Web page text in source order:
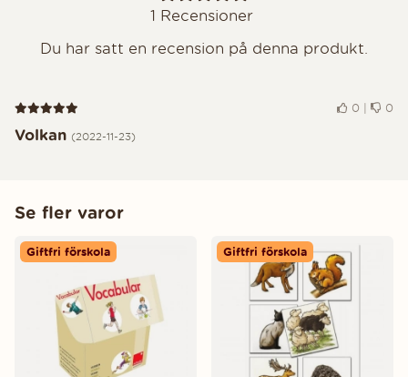
1 Recensioner
Du har satt en recension på denna produkt.
Recension 5 av 5 0 | 0
Volkan (2022-11-23)
Se fler varor
Giftfri förskola Giftfri förskola